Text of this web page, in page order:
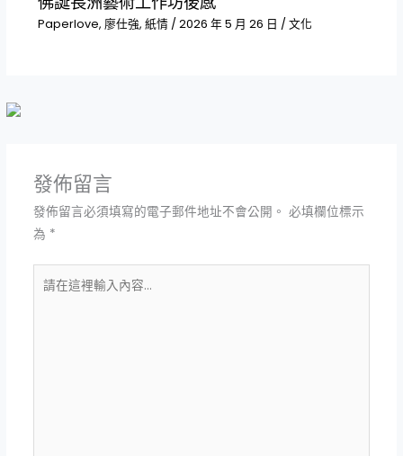
Paperlove, 廖仕強, 紙情/ 2026 年 5 月 26 日 / 文化
發佈留言
發佈留言必須填寫的電子郵件地址不會公開。 必填欄位標示
為 *
在